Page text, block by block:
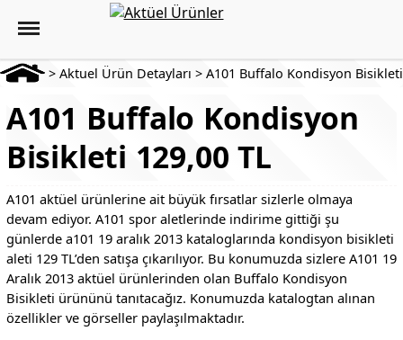
> Aktuel Ürün Detayları > A101 Buffalo Kondisyon Bisikleti
A101 Buffalo Kondisyon
Bisikleti 129,00 TL
A101 aktüel ürünlerine ait büyük fırsatlar sizlerle olmaya
devam ediyor. A101 spor aletlerinde indirime gittiği şu
günlerde a101 19 aralık 2013 kataloglarında kondisyon bisikleti
aleti 129 TL’den satışa çıkarılıyor. Bu konumuzda sizlere A101 19
Aralık 2013 aktüel ürünlerinden olan Buffalo Kondisyon
Bisikleti ürününü tanıtacağız. Konumuzda katalogtan alınan
özellikler ve görseller paylaşılmaktadır.